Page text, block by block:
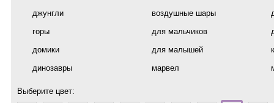
джунгли
воздушные шары
горы
для мальчиков
домики
для малышей
динозавры
марвел
Выберите цвет: